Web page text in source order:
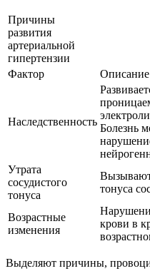
Причины
развития
артериальной
гипертензии
Фактор
Описание
Наследственность
Болезнь
Утрата
сосудистого
тонуса
тонуса
Возрастные
изменения
крови в
Выделяют причины,